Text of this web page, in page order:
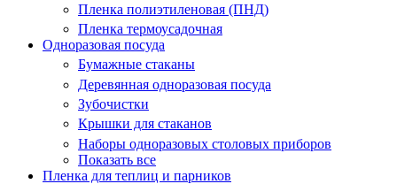
Пленка полиэтиленовая (ПНД)
Пленка термоусадочная
Одноразовая посуда
Бумажные стаканы
Деревянная одноразовая посуда
Зубочистки
Крышки для стаканов
Наборы одноразовых столовых приборов
Показать все
Пленка для теплиц и парников